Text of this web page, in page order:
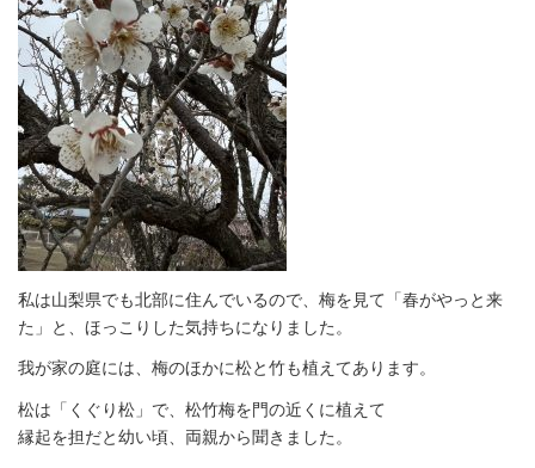
私は山梨県でも北部に住んでいるので、梅を見て「春がやっと来
た」と、ほっこりした気持ちになりました。
我が家の庭には、梅のほかに松と竹も植えてあります。
松は「くぐり松」で、松竹梅を門の近くに植えて
縁起を担だと幼い頃、両親から聞きました。